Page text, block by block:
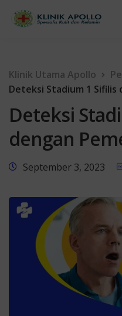
Klinik Utama Apollo
Deteksi Stadium 1 Sifilis
Deteksi
dengan
September 3, 2023